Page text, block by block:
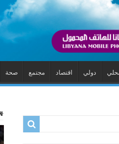
دولي اقتصاد مجتمع صحة